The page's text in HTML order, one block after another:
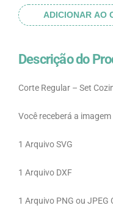
ADICIONAR AO
Descrição do
Corte Regular – Set
Você receberá a
1 Arquivo SVG
1 Arquivo DXF
1 Arquivo PNG ou JPEG